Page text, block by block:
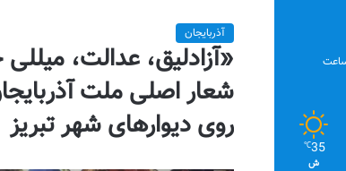
آذربایجان
«آزادلیق، عدالت،
شعار اصلی ملت
روی دیوارهای شهر تبریز
35
℃
ش